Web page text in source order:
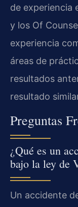
de experiencia
y los Of
experiencia
áreas de
resultados
resultado
Preguntas
¿Qué es un
bajo la ley de
Un accidente